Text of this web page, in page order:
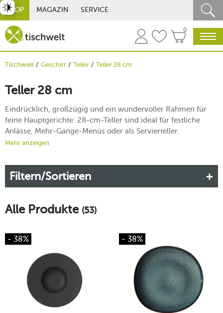
SHOP MAGAZIN SERVICE
0
Tischwelt Geschirr Teller Teller 28 cm
Teller 28 cm
Eindrücklich, großzügig und ein wundervoller Rahmen für
feine Hauptgerichte: 28-cm-Teller sind ideal für festliche
Anlässe, Mehr-Gänge-Menüs oder als Servierteller.
Formschön, hochwertig und äußerst präsentabel.
kleine Abweichungen durch Rundung sind möglich.
Mehr anzeigen
Filtern/Sortieren
Alle Produkte (53)
- 38% - 38%
umschalten